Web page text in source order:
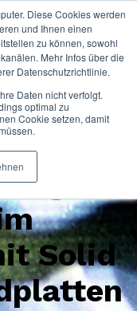
Diese Cookies werden
und Ihnen einen
zu können, sowohl
Mehr Infos über die
Datenschutzrichtlinie.
Daten nicht verfolgt.
optimal zu
Cookie setzen, damit
Solid